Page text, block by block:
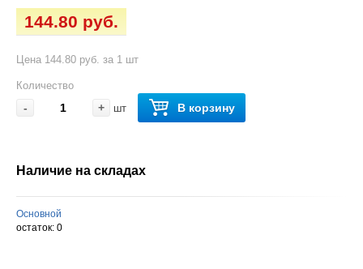
144.80 руб.
Цена 144.80 руб. за 1 шт
Количество
- + шт В корзину
Наличие на складах
Основной
остаток: 0